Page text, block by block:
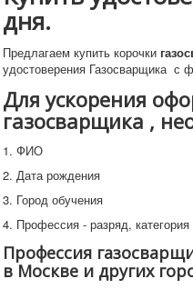
дня.
Предлагаем купить корочки
удостоверения Газосварщика с
Для ускорения
газосварщика ,
1. ФИО
2. Дата рождения
3. Город обучения
4. Профессия - разряд, категория
Профессия
в Москве и других